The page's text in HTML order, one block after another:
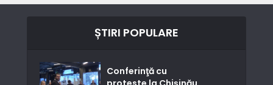
ȘTIRI POPULARE
Conferinţă cu